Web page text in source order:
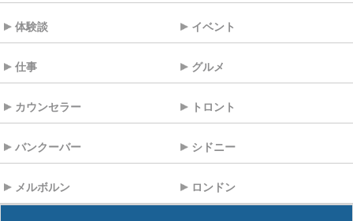
体験談 イベント
仕事 グルメ
カウンセラー トロント
バンクーバー シドニー
メルボルン ロンドン